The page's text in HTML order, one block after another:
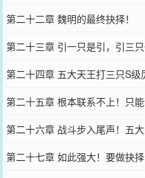
第二十二章 魏明的最终抉择！
第二十三章 引一只是引，引三只
第二十四章 五大天王打三只S级
第二十五章 根本联系不上！只能
第二十六章 战斗步入尾声！五
第二十七章 如此强大！要做抉择